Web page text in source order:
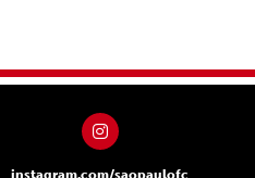
instagram.com/saopaulofc